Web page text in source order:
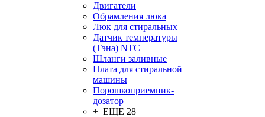
Двигатели
Обрамления люка
Люк для стиральных
Датчик температуры
(Тэна) NTC
Шланги заливные
Плата для стиральной
машины
Порошкоприемник-
дозатор
+ ЕЩЕ 28